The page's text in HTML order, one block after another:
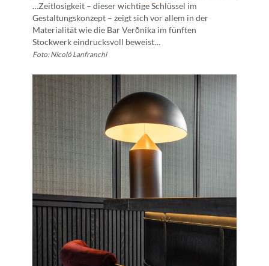
…Zeitlosigkeit – dieser wichtige Schlüssel im
Gestaltungskonzept – zeigt sich vor allem in der
Materialität wie die Bar Verōnika im fünften
Stockwerk eindrucksvoll beweist…
Foto: Nicoló Lanfranchi